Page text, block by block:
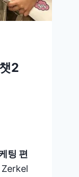
2
팅 편